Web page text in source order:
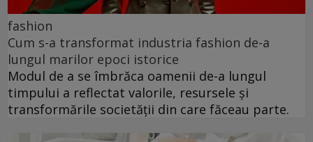
fashion
Cum s-a transformat industria fashion de-a
lungul marilor epoci istorice
Modul de a se îmbrăca oamenii de-a lungul
timpului a reflectat valorile, resursele și
transformările societății din care făceau parte.